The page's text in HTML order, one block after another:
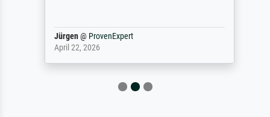
Jürgen@ProvenExpert
April 22, 2026